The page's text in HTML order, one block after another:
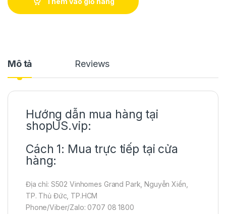
Mô tả Reviews
Hướng dẫn mua hàng tại
shopUS.vip:
Cách 1: Mua trực tiếp tại cửa
hàng:
Địa chỉ: S502 Vinhomes Grand Park, Nguyễn Xiển,
TP. Thủ Đức, TP.HCM
Phone/Viber/Zalo: 0707 08 1800